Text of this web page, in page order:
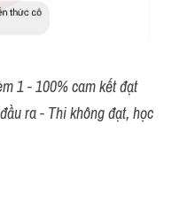
1 - 100% cam kết đạt
ra - Thi không đạt, học